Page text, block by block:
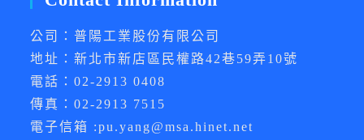
公司：普陽工業股份有限公司
地址：新北市新店區民權路42巷59弄10號
電話：02-2913 0408
傳真：02-2913 7515
電子信箱 :pu.yang@msa.hinet.net